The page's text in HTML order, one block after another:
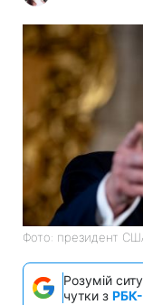
Фото: президент
Розумій
чутки з РБК-